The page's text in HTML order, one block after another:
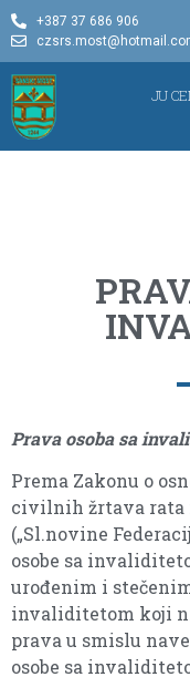
+387 37 686 906
JU
Prava osoba sa
Prema Zakonu o
civilnih žrtava rata
(„Sl.novine
osobe sa
urođenim i
invaliditetom koji
prava u smislu
osobe sa